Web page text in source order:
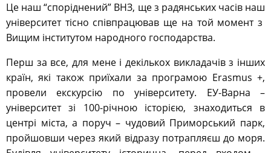
Це наш “споріднений” ВНЗ, ще з радянських часів наш
університет тісно співпрацював ще на той момент з
Вищим інститутом народного господарства.
Перш за все, для мене і декількох викладачів з інших
країн, які також приїхали за програмою Erasmus +,
провели екскурсію по університету. ЕУ-Варна –
університет зі 100-річною історією, знаходиться в
центрі міста, а поруч – чудовий Приморський парк,
пройшовши через який відразу потрапляєш до моря.